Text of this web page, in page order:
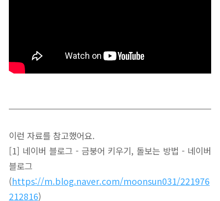
이런 자료를 참고했어요.
[1] 네이버 블로그 - 금붕어 키우기, 돌보는 방법 - 네이버
블로그
(https://m.blog.naver.com/moonsun031/221976
212816)